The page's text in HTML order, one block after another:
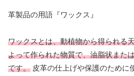
革製品の用語『ワックス』
ワックスとは、動植物から得られる
よって作られた物質で、油脂状また
です。 皮革の仕上げや保護のために